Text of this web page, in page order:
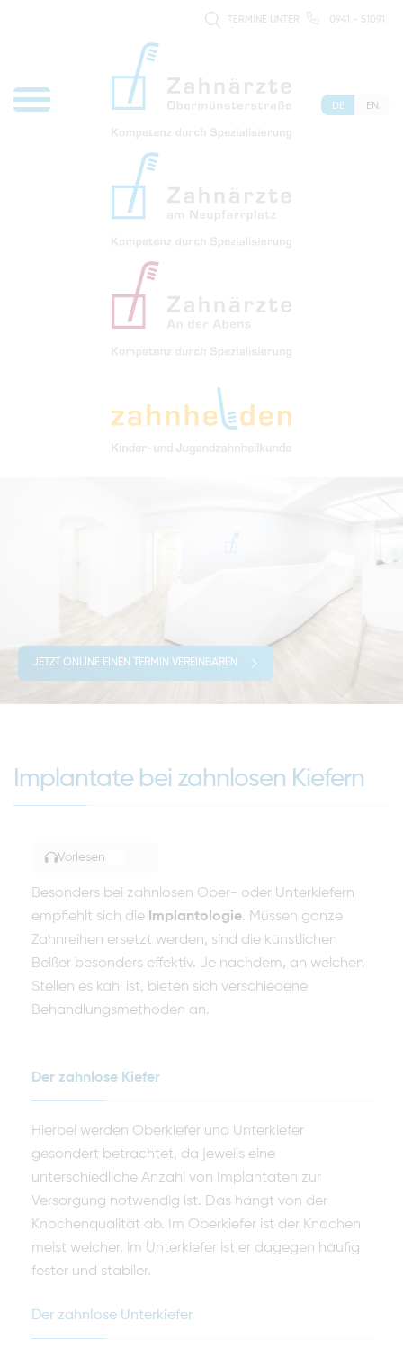
TERMINE UNTER 0941 - 51091
DE EN
JETZT ONLINE EINEN TERMIN VEREINBAREN
Implantate bei zahnlosen Kiefern
Vorlesen
Besonders bei zahnlosen Ober- oder Unterkiefern
empfiehlt sich die Implantologie. Müssen ganze
Zahnreihen ersetzt werden, sind die künstlichen
Beißer besonders effektiv. Je nachdem, an welchen
Stellen es kahl ist, bieten sich verschiedene
Behandlungsmethoden an.
Der zahnlose Kiefer
Hierbei werden Oberkiefer und Unterkiefer
gesondert betrachtet, da jeweils eine
unterschiedliche Anzahl von Implantaten zur
Versorgung notwendig ist. Das hängt von der
Knochenqualität ab. Im Oberkiefer ist der Knochen
meist weicher, im Unterkiefer ist er dagegen häufig
fester und stabiler.
Der zahnlose Unterkiefer